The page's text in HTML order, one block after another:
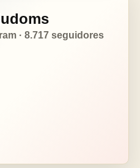
· 8.717 seguidores